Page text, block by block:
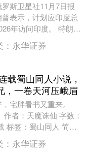
斯卫星社11月7日报
表示，计划应印度总
年访问印度。 特朗普
：“他是我的朋友，我
永华证券
载蜀山同人小说，
，一卷天河压峨眉
宅胖看书又重来。
作者：天魔诛仙 字数：
标签：蜀山同人 简
，岂知天意不可量。
永华证券